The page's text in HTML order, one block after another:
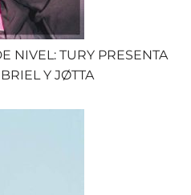
NIVEL: TURY PRESENTA
Y JØTTA